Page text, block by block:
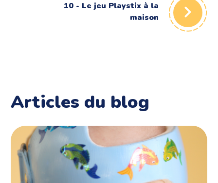
10 - Le jeu Playstix à la
maison
Articles du blog